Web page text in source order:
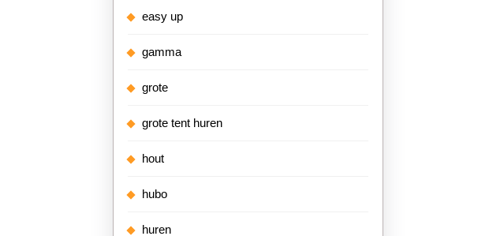
easy up
gamma
grote
grote tent huren
hout
hubo
huren